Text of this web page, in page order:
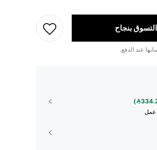
بنجاح
عند الدفع.